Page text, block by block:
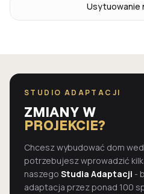
Usytuowanie
STUDIO ADAPTACJI
ZMIANY W
PROJEKCIE?
Chcesz wybudować dom
potrzebujesz wprowadzić
naszego Studia Adaptacji -
adaptacja przez ponad 100